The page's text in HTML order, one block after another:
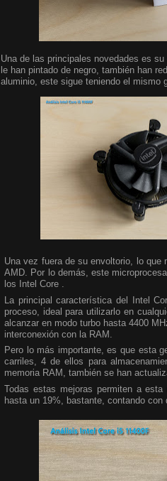
Una de las principales novedades es
le han pintado de negro, también han
aluminio, este sigue teniendo el mismo
Una vez fuera de su envoltorio, lo
AMD. Por lo demás, este
los Intel Core .
La principal característica del Intel
proceso, ideal para utilizarlo en
alcanzar en modo turbo hasta 4400
interconexión con la RAM.
Pero lo más importante, es que esta
carriles, 4 de ellos para
memoria RAM, también se han
Todas estas mejoras permiten a
hasta un 19%, bastante, contando con